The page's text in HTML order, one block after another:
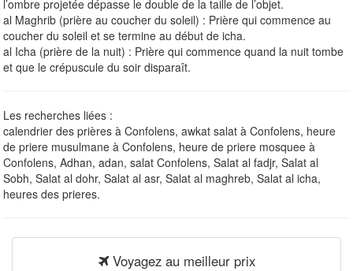
l’ombre projetée dépasse le double de la taille de l’objet.
al Maghrib (prière au coucher du soleil) : Prière qui commence au
coucher du soleil et se termine au début de icha.
al Icha (prière de la nuit) : Prière qui commence quand la nuit tombe
et que le crépuscule du soir disparaît.
Les recherches liées :
calendrier des prières à Confolens, awkat salat à Confolens, heure
de priere musulmane à Confolens, heure de priere mosquee à
Confolens, Adhan, adan, salat Confolens, Salat al fadjr, Salat al
Sobh, Salat al dohr, Salat al asr, Salat al maghreb, Salat al icha,
heures des prieres.
Voyagez au meilleur prix